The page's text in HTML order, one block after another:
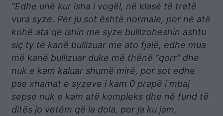
“Edhe unë kur isha i vogël, në klasë të tretë
vura syze. Për ju sot është normale, por në atë
kohë ata që ishin me syze bullizoheshin ashtu
siç ty të kanë bullizuar me ato fjalë, edhe mua
më kanë bullizuar duke më thënë “qorr” dhe
nuk e kam kaluar shumë mirë, por sot edhe
pse xhamat e syzeve i kam 0 prapë i mbaj
sepse nuk e kam atë kompleks dhe në fund të
ditës jo vetëm që ia dola, por ja ku jam,